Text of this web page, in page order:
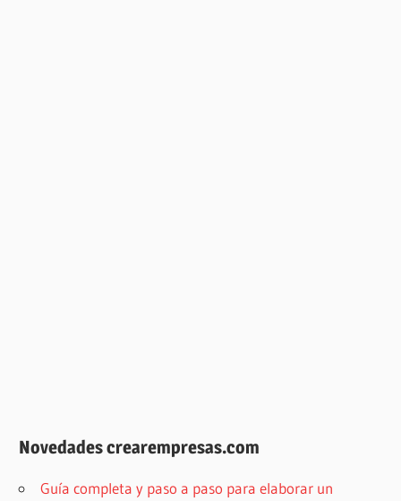
Novedades crearempresas.com
Guía completa y paso a paso para elaborar un